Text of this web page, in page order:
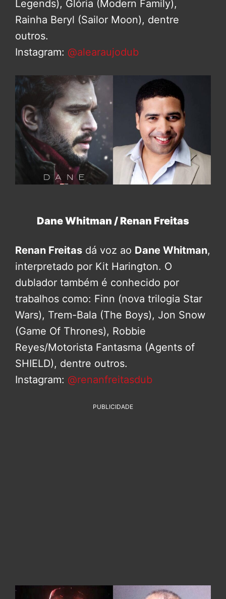
Legends), Glória (Modern Family),
Rainha Beryl (Sailor Moon), dentre
outros.
Instagram: @alearaujodub
Dane Whitman / Renan Freitas
Renan Freitas dá voz ao Dane Whitman,
interpretado por Kit Harington. O
dublador também é conhecido por
trabalhos como: Finn (nova trilogia Star
Wars), Trem-Bala (The Boys), Jon Snow
(Game Of Thrones), Robbie
Reyes/Motorista Fantasma (Agents of
SHIELD), dentre outros.
Instagram: @renanfreitasdub
PUBLICIDADE